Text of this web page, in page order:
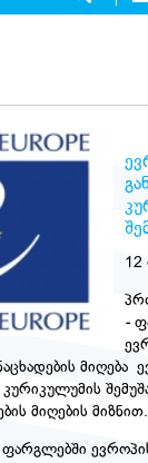
12
-
მიღება
მიღების მიზნით.